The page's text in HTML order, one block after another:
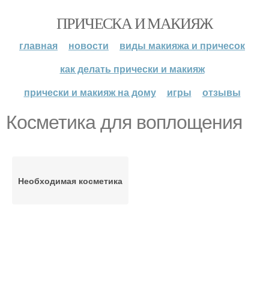
ПРИЧЕСКА И МАКИЯЖ
главная новости
виды макияжа и причесок
как делать прически и макияж
прически и макияж на дому
игры отзывы
Косметика для воплощения
Необходимая косметика